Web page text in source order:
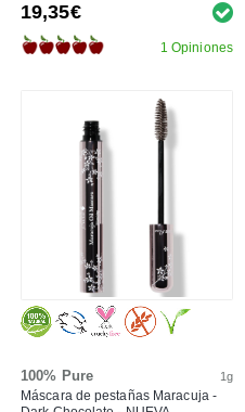
19,35€
1 Opiniones
100% Pure 1g
Máscara de pestañas Maracuja -